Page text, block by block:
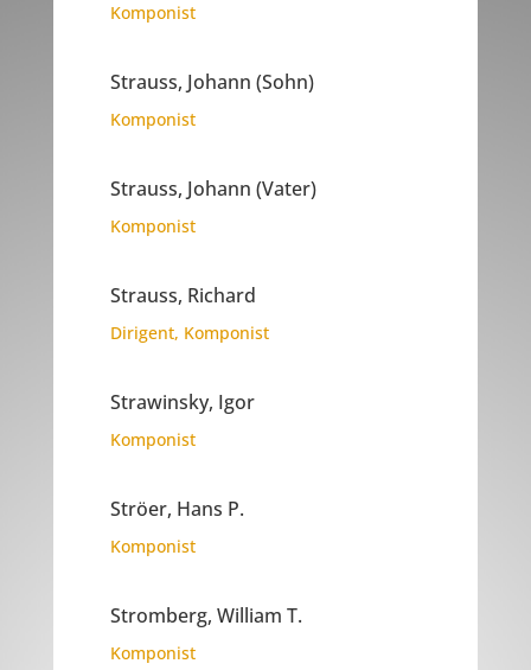
Komponist
Strauss, Johann (Sohn)
Komponist
Strauss, Johann (Vater)
Komponist
Strauss, Richard
Dirigent, Komponist
Strawinsky, Igor
Komponist
Ströer, Hans P.
Komponist
Stromberg, William T.
Komponist